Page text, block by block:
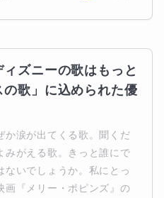
ズニーの歌はもっと
歌」に込められた優
か涙が出てくる歌。聞くだ
みがえる歌。きっと誰にで
ないでしょうか。私にとっ
画『メリー・ポピンズ』の